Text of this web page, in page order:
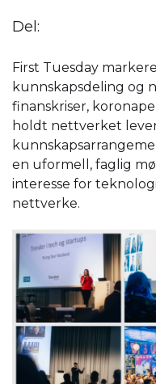
Del:
First Tuesday
kunnskapsdeling og
finanskriser,
holdt nettverket
en uformell, faglig
interesse for
nettverke.